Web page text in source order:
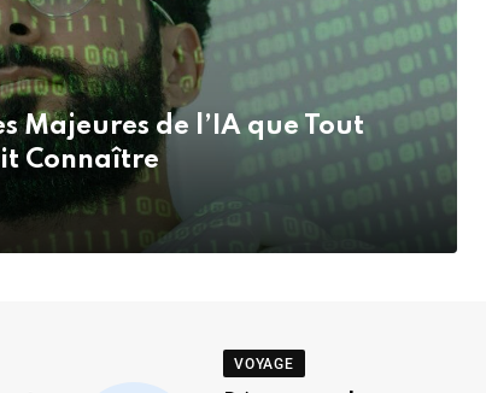
Majeures de l’IA que Tout
Connaître
VOYAGE